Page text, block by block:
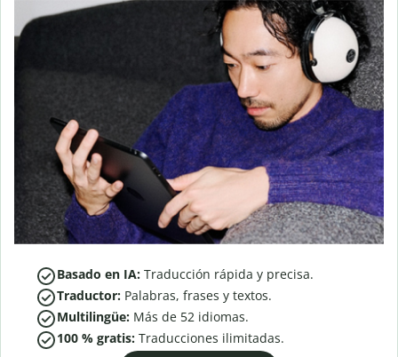
Basado en IA: Traducción rápida y precisa.
Traductor: Palabras, frases y textos.
Multilingüe: Más de 52 idiomas.
100 % gratis: Traducciones ilimitadas.